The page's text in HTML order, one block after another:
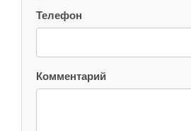
Телефон
Комментарий